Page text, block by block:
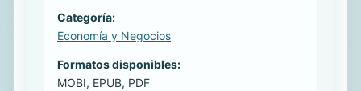
Categoría:
Economía y Negocios
Formatos disponibles:
MOBI, EPUB, PDF